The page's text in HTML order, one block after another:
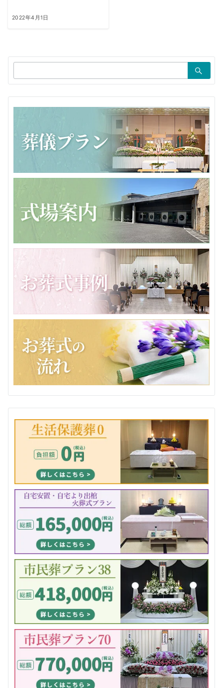
2022年4月1日
索：